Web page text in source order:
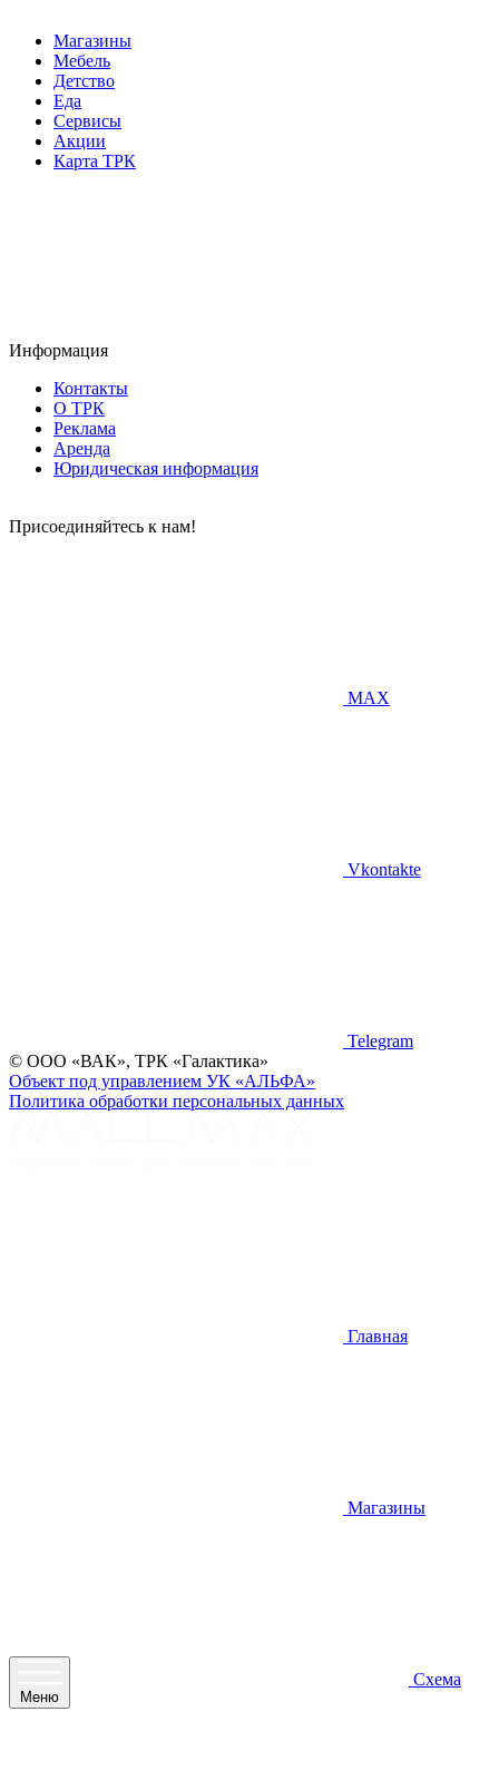
Магазины
Мебель
Детство
Еда
Сервисы
Акции
Карта ТРК
Информация
Контакты
О ТРК
Реклама
Аренда
Юридическая информация
Присоединяйтесь к нам!
MAX
Vkontakte
Telegram
© ООО «ВАК», ТРК «Галактика»
Объект под управлением УК «АЛЬФА»
Политика обработки персональных данных
Главная
Магазины
Меню
Схема